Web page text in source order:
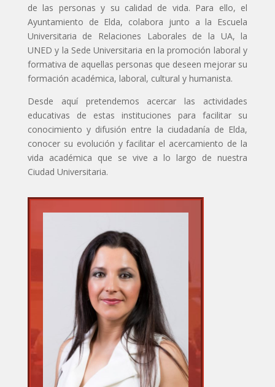
de las personas y su calidad de vida. Para ello, el
Ayuntamiento de Elda, colabora junto a la Escuela
Universitaria de Relaciones Laborales de la UA, la
UNED y la Sede Universitaria en la promoción laboral y
formativa de aquellas personas que deseen mejorar su
formación académica, laboral, cultural y humanista.
Desde aquí pretendemos acercar las actividades
educativas de estas instituciones para facilitar su
conocimiento y difusión entre la ciudadanía de Elda,
conocer su evolución y facilitar el acercamiento de la
vida académica que se vive a lo largo de nuestra
Ciudad Universitaria.